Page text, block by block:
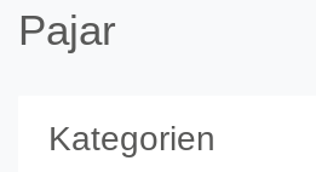
Pajar
Kategorien